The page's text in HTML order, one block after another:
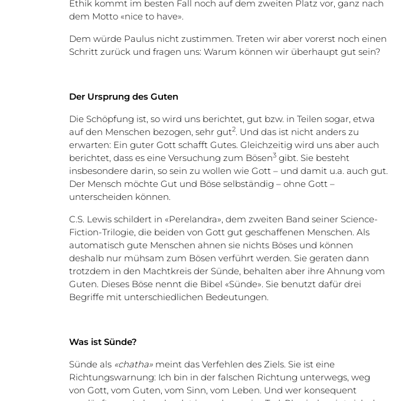
Ethik kommt im besten Fall noch auf dem zweiten Platz vor, ganz nach
dem Motto «nice to have».
Dem würde Paulus nicht zustimmen. Treten wir aber vorerst noch einen
Schritt zurück und fragen uns: Warum können wir überhaupt gut sein?
Der Ursprung des Guten
Die Schöpfung ist, so wird uns berichtet, gut bzw. in Teilen sogar, etwa
auf den Menschen bezogen, sehr gut2. Und das ist nicht anders zu
erwarten: Ein guter Gott schafft Gutes. Gleichzeitig wird uns aber auch
berichtet, dass es eine Versuchung zum Bösen3 gibt. Sie besteht
insbesondere darin, so sein zu wollen wie Gott – und damit u.a. auch gut.
Der Mensch möchte Gut und Böse selbständig – ohne Gott –
unterscheiden können.
C.S. Lewis schildert in «Perelandra», dem zweiten Band seiner Science-
Fiction-Trilogie, die beiden von Gott gut geschaffenen Menschen. Als
automatisch gute Menschen ahnen sie nichts Böses und können
deshalb nur mühsam zum Bösen verführt werden. Sie geraten dann
trotzdem in den Machtkreis der Sünde, behalten aber ihre Ahnung vom
Guten. Dieses Böse nennt die Bibel «Sünde». Sie benutzt dafür drei
Begriffe mit unterschiedlichen Bedeutungen.
Was ist Sünde?
Sünde als «chatha» meint das Verfehlen des Ziels. Sie ist eine
Richtungswarnung: Ich bin in der falschen Richtung unterwegs, weg
von Gott, vom Guten, vom Sinn, vom Leben. Und wer konsequent